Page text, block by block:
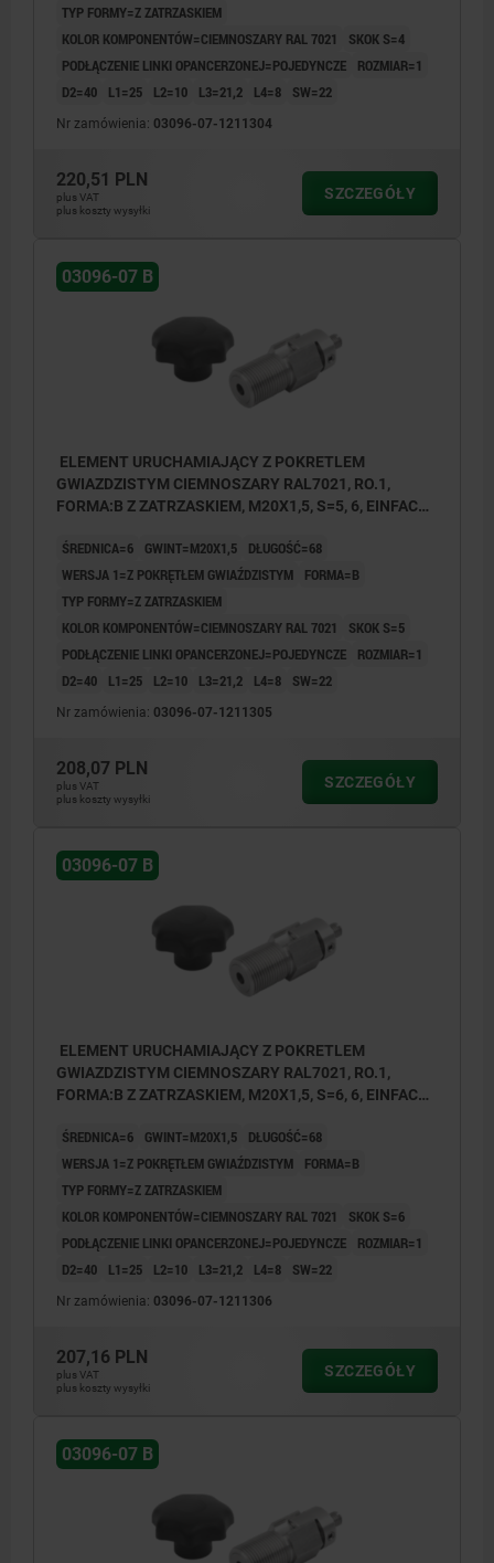
1) połączenie linki opancerzonej pojedyncze
3) połączenie linki opancerzonej pojedyncze
TYP FORMY=Z ZATRZASKIEM
KOLOR KOMPONENTÓW=CIEMNOSZARY RAL 7021
SKOK S=4
PODŁĄCZENIE LINKI OPANCERZONEJ=POJEDYNCZE
ROZMIAR=1
D2=40
L1=25 L2=10 L3=21,2 L4=8 SW=22
Nr zamówienia: 03096-07-1211304
220,51 PLN
plus VAT
plus koszty wysyłki
SZCZEGÓŁY
03096-07 B
ELEMENT URUCHAMIAJĄCY Z POKRETLEM
GWIAZDZISTYM CIEMNOSZARY RAL7021, RO.1,
FORMA:B Z ZATRZASKIEM, M20X1,5, S=5, 6, EINFACH,
ŚREDNICA=6 GWINT=M20X1,5
DŁUGOŚĆ=68
WERSJA 1=Z POKRĘTŁEM GWIAŹDZISTYM
FORMA=B
TYP FORMY=Z ZATRZASKIEM
KOLOR KOMPONENTÓW=CIEMNOSZARY RAL 7021
SKOK S=5
PODŁĄCZENIE LINKI OPANCERZONEJ=POJEDYNCZE
ROZMIAR=1
D2=40
L1=25 L2=10 L3=21,2 L4=8 SW=22
Nr zamówienia: 03096-07-1211305
208,07 PLN
plus VAT
plus koszty wysyłki
SZCZEGÓŁY
03096-07 B
ELEMENT URUCHAMIAJĄCY Z POKRETLEM
GWIAZDZISTYM CIEMNOSZARY RAL7021, RO.1,
FORMA:B Z ZATRZASKIEM, M20X1,5, S=6, 6, EINFACH,
ŚREDNICA=6 GWINT=M20X1,5
DŁUGOŚĆ=68
WERSJA 1=Z POKRĘTŁEM GWIAŹDZISTYM
FORMA=B
TYP FORMY=Z ZATRZASKIEM
KOLOR KOMPONENTÓW=CIEMNOSZARY RAL 7021
SKOK S=6
PODŁĄCZENIE LINKI OPANCERZONEJ=POJEDYNCZE
ROZMIAR=1
D2=40
L1=25 L2=10 L3=21,2 L4=8 SW=22
Nr zamówienia: 03096-07-1211306
207,16 PLN
plus VAT
plus koszty wysyłki
SZCZEGÓŁY
03096-07 B